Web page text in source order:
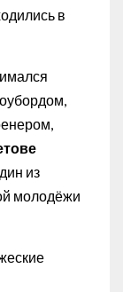
в
из
молодёжи